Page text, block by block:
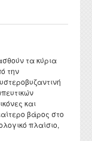
στην
τα κύρια
την
και
βάρος στο
πλαίσιο,